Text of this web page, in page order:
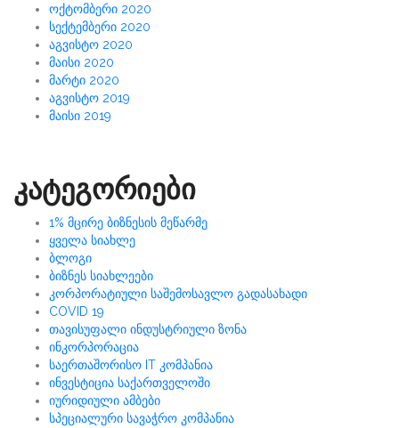
ოქტომბერი 2020
სექტემბერი 2020
აგვისტო 2020
მაისი 2020
მარტი 2020
აგვისტო 2019
მაისი 2019
კატეგორიები
1% მცირე ბიზნესის მეწარმე
ყველა სიახლე
ბლოგი
ბიზნეს სიახლეები
კორპორატიული საშემოსავლო გადასახადი
COVID 19
თავისუფალი ინდუსტრიული ზონა
ინკორპორაცია
საერთაშორისო IT კომპანია
ინვესტიცია საქართველოში
იურიდიული ამბები
სპეციალური სავაჭრო კომპანია